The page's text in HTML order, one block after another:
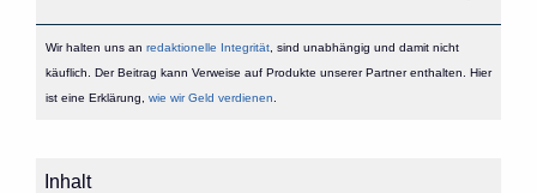
Wir halten uns an redaktionelle Integrität, sind unabhängig und damit nicht
käuflich. Der Beitrag kann Verweise auf Produkte unserer Partner enthalten. Hier
ist eine Erklärung, wie wir Geld verdienen
Inhalt